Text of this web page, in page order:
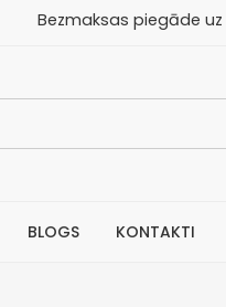
uz
BLOGS KONTAKTI